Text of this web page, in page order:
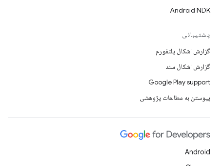
Android NDK
پشتیبانی
گزارش اشکال پلتفورم
گزارش اشکال سند
Google Play support
پیوستن به مطالعات پژوهشی
Android